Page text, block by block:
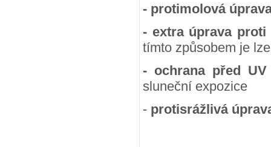
- protimolová
- extra úprava
tímto způsobem je
- ochrana před
sluneční expozice
- protisrážlivá